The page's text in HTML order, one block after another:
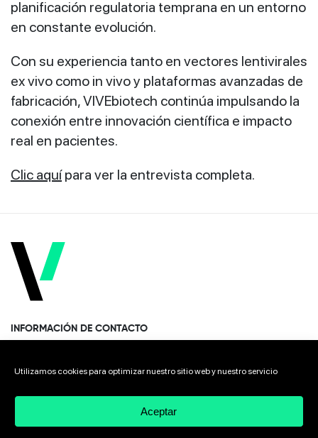
Utilizamos cookies para optimizar nuestro sitio web y nuestro servicio
Aceptar
planificación regulatoria temprana en un entorno
en constante evolución.
Con su experiencia tanto en vectores lentivirales
ex vivo como in vivo y plataformas avanzadas de
fabricación, VIVEbiotech continúa impulsando la
conexión entre innovación científica e impacto
real en pacientes.
Clic aquípara ver la entrevista completa.
INFORMACIÓN DE CONTACTO
20014 Spain